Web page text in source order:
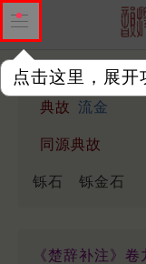
点击这里，展开
典故 流金
同源典故
铄石 铄金石
《楚辞补注》